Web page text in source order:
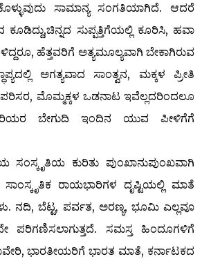
ಸಾಮಾನ್ಯ ಸಂಗತಿಯಾಗಿದೆ. ಆದರೆ
ಸುಪ್ಪತ್ತಿಗೆಯಲ್ಲಿ ಕೂರಿಸಿ, ಹವಾ
ಹೆತ್ತವರಿಗೆ ಅತ್ಯಮೂಲ್ಯವಾಗಿ ಬೇಕಾಗಿರುವ
ಅಗತ್ಯವಾದ ಸಾಂತ್ವನ, ಮಕ್ಕಳ ಪ್ರೀತಿ
ಪರಿಸರ, ಮೊಮ್ಮಕ್ಕಳ ಒಡನಾಟ ಇವೆಲ್ಲದರಿಂದಲೂ
ಬೇಗುದಿ ಇಂದಿನ ಯುವ ಪೀಳಿಗೆಗೆ
ಕುರಿತು ಪುಂಖಾನುಪುಂಖವಾಗಿ
ರಾಯಭಾರಿಗಳ ದೃಷ್ಟಿಯಲ್ಲಿ ಮಾತೆ
ನದಿ, ಬೆಟ್ಟ, ಪರ್ವತ, ಅರಣ್ಯ, ಭೂಮಿ ಎಲ್ಲವೂ
ಪರಿಗಣಿಸಲಾಗುತ್ತದೆ. ಸಮಸ್ತ ಹಿಂದೂಗಳಿಗೆ
ಭಾರತೀಯರಿಗೆ ಭಾರತ ಮಾತೆ, ಕರ್ನಾಟಕದ